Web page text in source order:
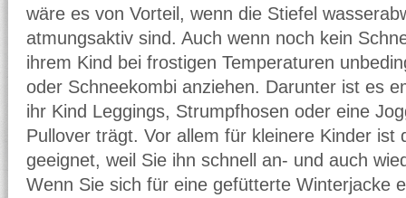
wäre es von Vorteil, wenn die Stiefel
atmungsaktiv sind. Auch wenn noch kein
ihrem Kind bei frostigen Temperaturen
oder Schneekombi anziehen. Darunter ist es
ihr Kind Leggings, Strumpfhosen oder eine
Pullover trägt. Vor allem für kleinere Kinder ist
geeignet, weil Sie ihn schnell an- und auch
Wenn Sie sich für eine gefütterte Winterjacke